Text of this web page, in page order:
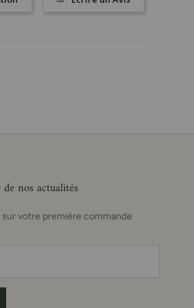
nos actualités
votre première commande